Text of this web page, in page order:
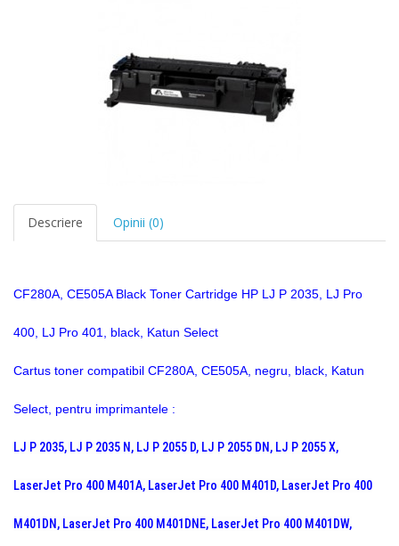
Descriere Opinii (0)
CF280A, CE505A Black Toner Cartridge HP LJ P 2035, LJ Pro
400, LJ Pro 401, black, Katun Select
Cartus toner compatibil CF280A, CE505A , negru, black, Katun
Select, pentru imprimantele :
LJ P 2035, LJ P 2035 N, LJ P 2055 D, LJ P 2055 DN, LJ P 2055 X,
LaserJet Pro 400 M401A, LaserJet Pro 400 M401D, LaserJet Pro 400
M401DN, LaserJet Pro 400 M401DNE, LaserJet Pro 400 M401DW,